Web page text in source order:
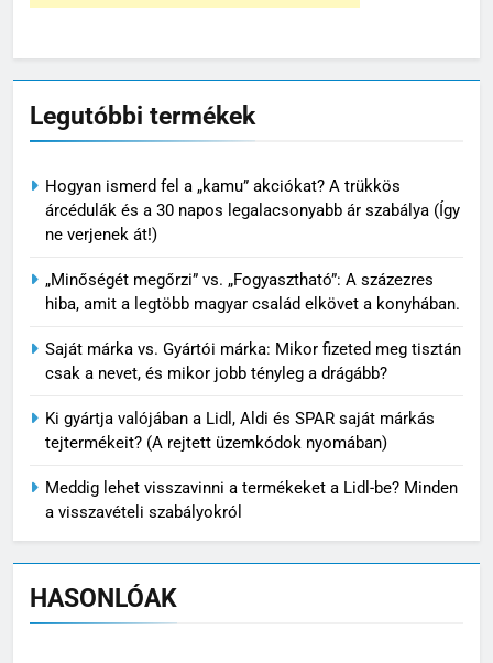
Legutóbbi termékek
Hogyan ismerd fel a „kamu” akciókat? A trükkös
árcédulák és a 30 napos legalacsonyabb ár szabálya (Így
ne verjenek át!)
„Minőségét megőrzi” vs. „Fogyasztható”: A százezres
hiba, amit a legtöbb magyar család elkövet a konyhában.
Saját márka vs. Gyártói márka: Mikor fizeted meg tisztán
csak a nevet, és mikor jobb tényleg a drágább?
Ki gyártja valójában a Lidl, Aldi és SPAR saját márkás
tejtermékeit? (A rejtett üzemkódok nyomában)
Meddig lehet visszavinni a termékeket a Lidl-be? Minden
a visszavételi szabályokról
HASONLÓAK